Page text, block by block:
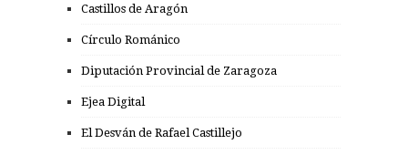
Castillos de Aragón
Círculo Románico
Diputación Provincial de Zaragoza
Ejea Digital
El Desván de Rafael Castillejo